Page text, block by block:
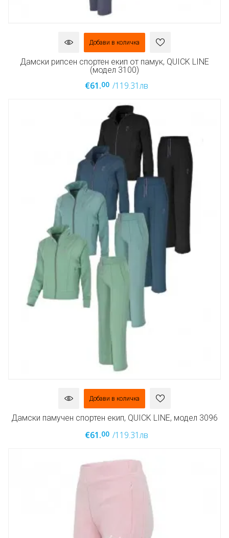
Добави в количка
Дамски рипсен спортен екип от памук, QUICK LINE
(модел 3100)
€61.00 /119.31лв
Добави в количка
Дамски памучен спортен екип, QUICK LINE, модел 3096
€61.00 /119.31лв